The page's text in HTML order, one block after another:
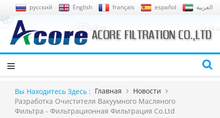
русский English français español العربية
Вы Находитесь Здесь : Главная
Новости
Разработка Очистителя Вакуумного Масляного
Фильтра - Фильтрационная Фильтрация Co.ltd